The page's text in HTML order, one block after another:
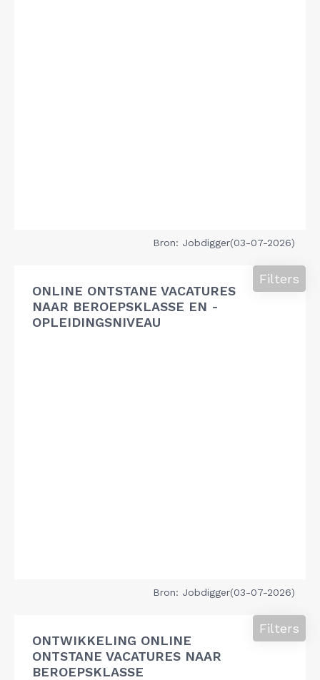
Bron: Jobdigger(03-07-2026)
ONLINE ONTSTANE VACATURES
NAAR BEROEPSKLASSE EN -
OPLEIDINGSNIVEAU
Filters
Bron: Jobdigger(03-07-2026)
ONTWIKKELING ONLINE
ONTSTANE VACATURES NAAR
BEROEPSKLASSE
Filters